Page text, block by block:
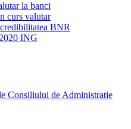
la banci
curs valutar
BNR
ING
Consiliului de Administratie